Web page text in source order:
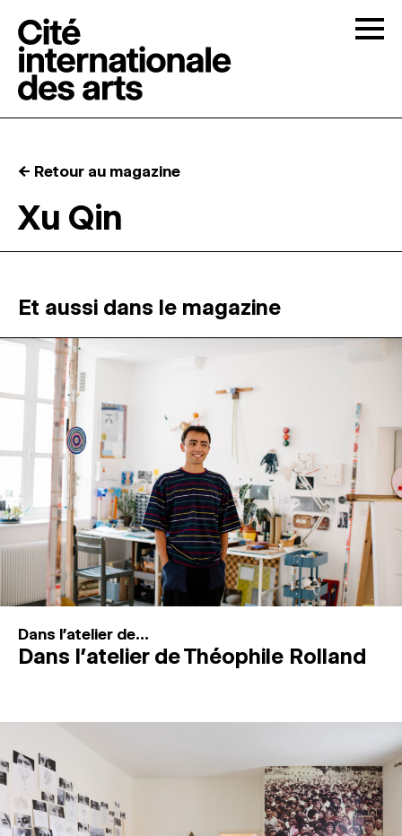
RÉSIDENCES ↓
ATELIERS OUVERTS
PROGRAMMATION
MAGAZINE
ESPACES DE PRATIQUE ARTISTIQUE ↓
Recherche
Connexion
← Retour au magazine
Xu Qin
Et aussi dans le magazine
Dans l'atelier de...
Dans l’atelier de Théophile Rolland